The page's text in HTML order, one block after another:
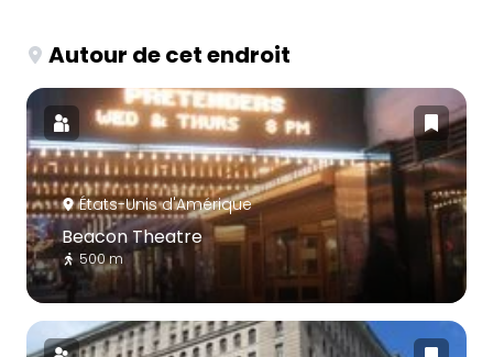
Autour de cet endroit
États-Unis d'Amérique
Beacon Theatre
500 m